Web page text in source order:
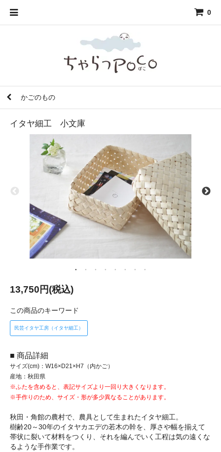
0
かごのもの
イタヤ細工 小文庫
13,750円(税込)
この商品のキーワード
民芸イタヤ工房（イタヤ細工）
■ 商品詳細
サイズ(cm)：W16×D21×H7（内かご）
産地：秋田県
※ふたを含めると、表記サイズより一回り大きくなります。
※手作りのため、サイズ・形が多少異なることがあります。
秋田・角館の農村で、農具として生まれたイタヤ細工。
樹齢20～30年のイタヤカエデの若木の幹を、厚さや幅を揃えて
帯状に裂いて材料をつくり、それを編んでいく工程は気の遠くな
るような手作業です。